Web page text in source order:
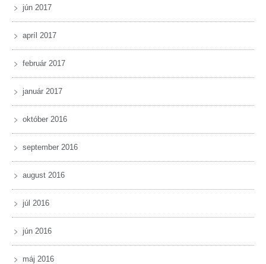
jún 2017
apríl 2017
február 2017
január 2017
október 2016
september 2016
august 2016
júl 2016
jún 2016
máj 2016